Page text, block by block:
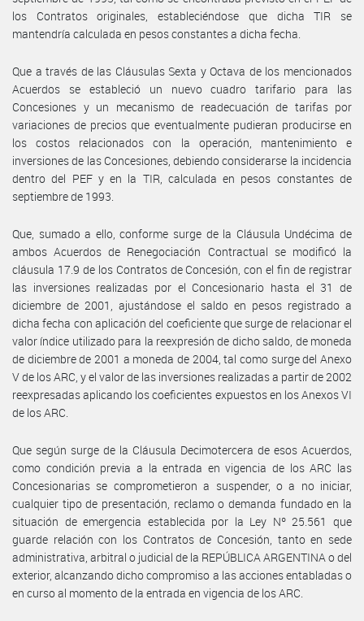
los Contratos originales, estableciéndose que dicha TIR se
mantendría calculada en pesos constantes a dicha fecha.
Que a través de las Cláusulas Sexta y Octava de los mencionados
Acuerdos se estableció un nuevo cuadro tarifario para las
Concesiones y un mecanismo de readecuación de tarifas por
variaciones de precios que eventualmente pudieran producirse en
los costos relacionados con la operación, mantenimiento e
inversiones de las Concesiones, debiendo considerarse la incidencia
dentro del PEF y en la TIR, calculada en pesos constantes de
septiembre de 1993.
Que, sumado a ello, conforme surge de la Cláusula Undécima de
ambos Acuerdos de Renegociación Contractual se modificó la
cláusula 17.9 de los Contratos de Concesión, con el fin de registrar
las inversiones realizadas por el Concesionario hasta el 31 de
diciembre de 2001, ajustándose el saldo en pesos registrado a
dicha fecha con aplicación del coeficiente que surge de relacionar el
valor índice utilizado para la reexpresión de dicho saldo, de moneda
de diciembre de 2001 a moneda de 2004, tal como surge del Anexo
V de los ARC, y el valor de las inversiones realizadas a partir de 2002
reexpresadas aplicando los coeficientes expuestos en los Anexos VI
de los ARC.
Que según surge de la Cláusula Decimotercera de esos Acuerdos,
como condición previa a la entrada en vigencia de los ARC las
Concesionarias se comprometieron a suspender, o a no iniciar,
cualquier tipo de presentación, reclamo o demanda fundado en la
situación de emergencia establecida por la Ley Nº 25.561 que
guarde relación con los Contratos de Concesión, tanto en sede
administrativa, arbitral o judicial de la REPÚBLICA ARGENTINA o del
exterior, alcanzando dicho compromiso a las acciones entabladas o
en curso al momento de la entrada en vigencia de los ARC.